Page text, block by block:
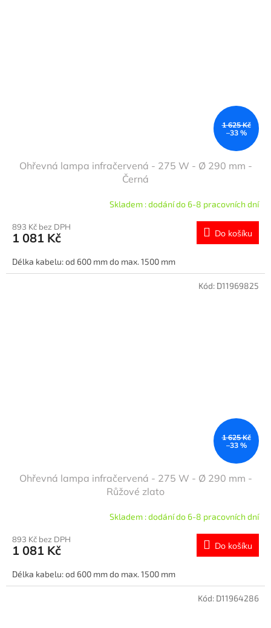
1 625 Kč
–33 %
Ohřevná lampa infračervená - 275 W - Ø 290 mm -
Černá
Skladem : dodání do 6-8 pracovních dní
893 Kč bez DPH
1 081 Kč Do košíku
Délka kabelu: od 600 mm do max. 1500 mm
1 625 Kč
–33 %
Ohřevná lampa infračervená - 275 W - Ø 290 mm -
Růžové zlato
Skladem : dodání do 6-8 pracovních dní
893 Kč bez DPH
1 081 Kč Do košíku
Délka kabelu: od 600 mm do max. 1500 mm
Kód: D11969825
Kód: D11964286